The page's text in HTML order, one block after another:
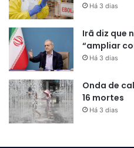
Há 3 dias
Irã diz que
“ampliar
Há 3 dias
Onda de
16 mortes
Há 3 dias